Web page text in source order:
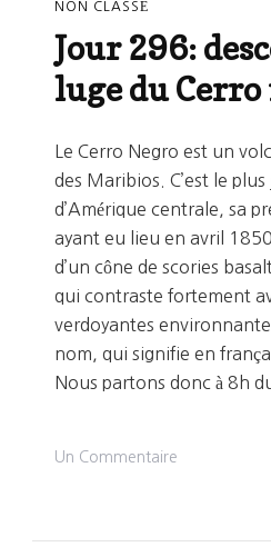
NON CLASSÉ
Jour 296:
luge du
Le Cerro Negro est un
des Maribios. C’est le
d’Amérique centrale, sa
ayant eu lieu en avril
d’un cône de scories
qui contraste fortement
verdoyantes
nom, qui signifie en
Nous partons donc à 8h
Un Commentaire